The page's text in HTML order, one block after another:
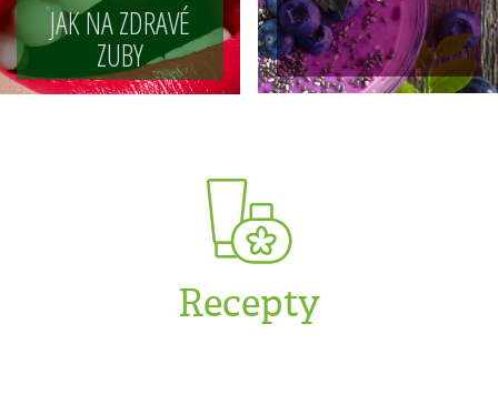
JAK NA ZDRAVÉ
ZUBY
Recepty